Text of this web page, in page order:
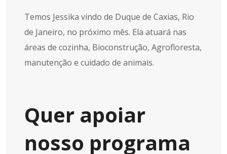
Temos Jessika vindo de Duque de Caxias, Rio
de Janeiro, no próximo mês. Ela atuará nas
áreas de cozinha, Bioconstrução, Agrofloresta,
manutenção e cuidado de animais.
Quer apoiar
nosso programa